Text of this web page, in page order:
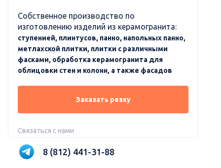
Собственное производство по
изготовлению изделий из керамогранита:
ступенией, плинтусов, панно, напольных панно,
метлахской плитки, плитки с различными
фасками, обработка керамогранита для
облицовки стен и колонн, а также фасадов
Заказать резку
Связаться с нами
8 (812) 441-31-88